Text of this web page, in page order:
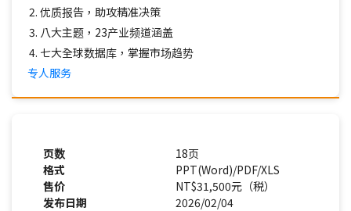
优质报告，助攻精准决策
八大主题，23产业频道涵盖
七大全球数据库，掌握市场趋势
专人服务
页数
18页
格式
PPT(Word)/PDF/XLS
售价
NT$31,500元（税）
发布日期
2026/02/04